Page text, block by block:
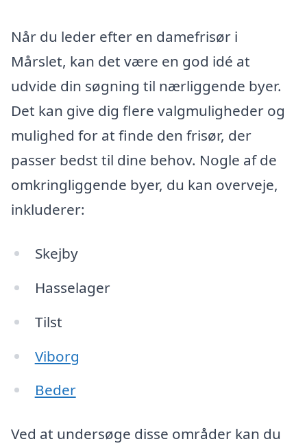
Når du leder efter en damefrisør i
Mårslet, kan det være en god idé at
udvide din søgning til nærliggende byer.
Det kan give dig flere valgmuligheder og
mulighed for at finde den frisør, der
passer bedst til dine behov. Nogle af de
omkringliggende byer, du kan overveje,
inkluderer:
Skejby
Hasselager
Tilst
Viborg
Beder
Ved at undersøge disse områder kan du